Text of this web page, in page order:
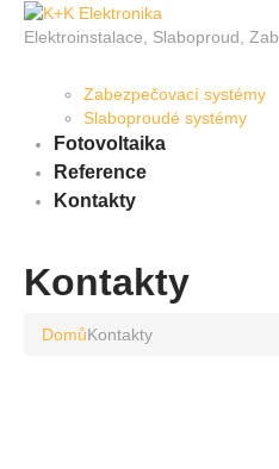
Elektroinstalace, Slaboproud,
Zabezpečovací systémy
Slaboproudé systémy
Fotovoltaika
Reference
Kontakty
Kontakty
DomůKontakty